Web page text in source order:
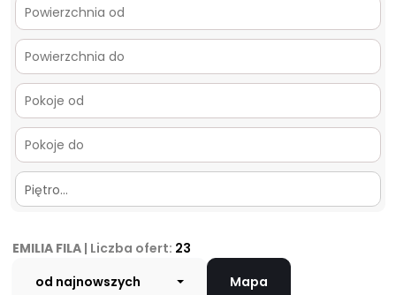
Piętro…
EMILIA FILA | Liczba ofert: 23
od najnowszych
Mapa